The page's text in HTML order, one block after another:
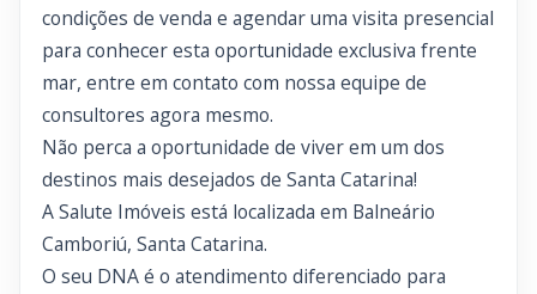
condições de venda e agendar uma visita presencial
para conhecer esta oportunidade exclusiva frente
mar, entre em contato com nossa equipe de
consultores agora mesmo.
Não perca a oportunidade de viver em um dos
destinos mais desejados de Santa Catarina!
A Salute Imóveis está localizada em Balneário
Camboriú, Santa Catarina.
O seu DNA é o atendimento diferenciado para